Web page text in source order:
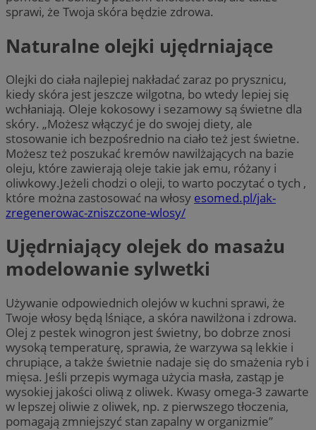
sprawi, że Twoja skóra będzie zdrowa.
Naturalne olejki ujędrniające
Olejki do ciała najlepiej nakładać zaraz po prysznicu,
kiedy skóra jest jeszcze wilgotna, bo wtedy lepiej się
wchłaniają. Oleje kokosowy i sezamowy są świetne dla
skóry. „Możesz włączyć je do swojej diety, ale
stosowanie ich bezpośrednio na ciało też jest świetne.
Możesz też poszukać kremów nawilżających na bazie
oleju, które zawierają oleje takie jak emu, różany i
oliwkowy.Jeżeli chodzi o oleji, to warto poczytać o tych ,
które można zastosować na włosy esomed.pl/jak-
zregenerowac-zniszczone-wlosy/
Ujędrniający olejek do masażu
modelowanie sylwetki
Używanie odpowiednich olejów w kuchni sprawi, że
Twoje włosy będą lśniące, a skóra nawilżona i zdrowa.
Olej z pestek winogron jest świetny, bo dobrze znosi
wysoką temperaturę, sprawia, że warzywa są lekkie i
chrupiące, a także świetnie nadaje się do smażenia ryb i
mięsa. Jeśli przepis wymaga użycia masła, zastąp je
wysokiej jakości oliwą z oliwek. Kwasy omega-3 zawarte
w lepszej oliwie z oliwek, np. z pierwszego tłoczenia,
pomagają zmniejszyć stan zapalny w organizmie”